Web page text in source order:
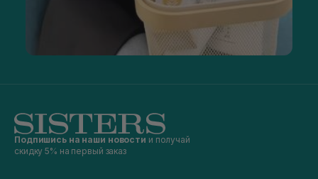
Подпишись на наши новости и получай
скидку 5% на первый заказ